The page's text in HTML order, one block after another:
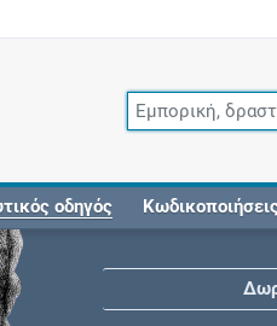
οδηγός